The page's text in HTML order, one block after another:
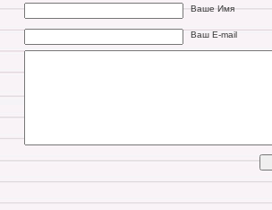
Ваше Имя
Ваш E-mail